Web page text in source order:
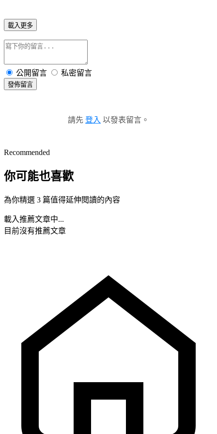
載入更多
公開留言 私密留言
發佈留言
請先 登入 以發表留言。
Recommended
你可能也喜歡
為你精選 3 篇值得延伸閱讀的內容
載入推薦文章中...
目前沒有推薦文章